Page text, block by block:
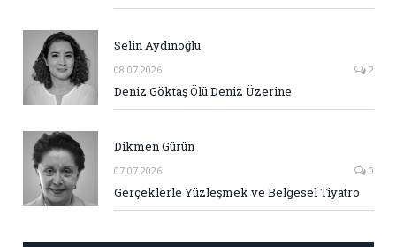
Selin Aydınoğlu
08.07.2026 2
Deniz Göktaş Ölü Deniz Üzerine
Dikmen Gürün
07.07.2026 0
Gerçeklerle Yüzleşmek ve Belgesel Tiyatro